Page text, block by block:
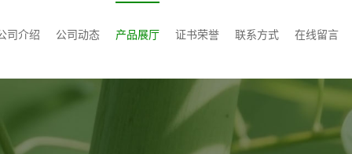
司介绍 公司动态 产品展厅 证书荣誉 联系方式 在线留言